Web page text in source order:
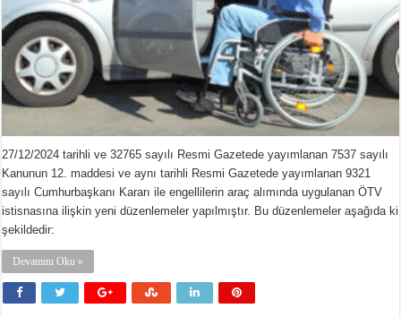
27/12/2024 tarihli ve 32765 sayılı Resmi Gazetede yayımlanan 7537 sayılı
Kanunun 12. maddesi ve aynı tarihli Resmi Gazetede yayımlanan 9321
sayılı Cumhurbaşkanı Kararı ile engellilerin araç alımında uygulanan ÖTV
istisnasına ilişkin yeni düzenlemeler yapılmıştır. Bu düzenlemeler aşağıda ki
şekildedir:
Devamını Oku »